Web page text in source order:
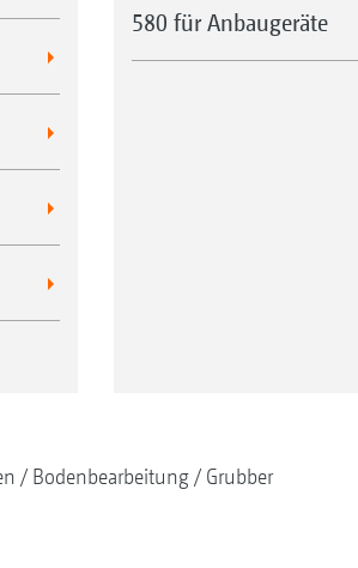
580 für Anbaugeräte
Bodenbearbeitung Grubber